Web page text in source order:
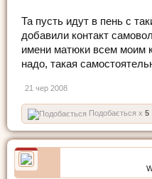
Та пусть идут в пень с
добавили контакт
имени матюки всем моим
надо, такая
21 чер 2008
Подобається x 5